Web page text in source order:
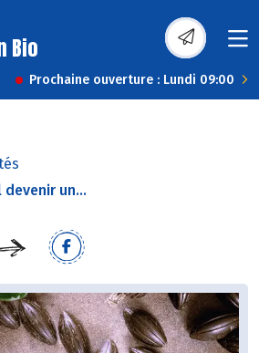
Bio
Prochaine ouverture : Lundi 09:00
un...